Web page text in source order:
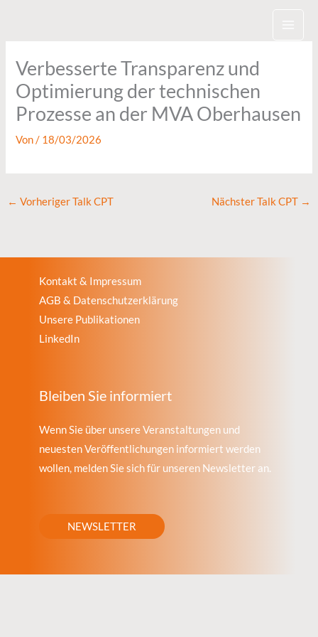
Verbesserte Transparenz und
Optimierung der technischen
Prozesse an der MVA Oberhausen
Von/ 18/03/2026
← Vorheriger Talk CPT Nächster Talk CPT →
Kontakt & Impressum
AGB & Datenschutzerklärung
Unsere Publikationen
LinkedIn
Bleiben Sie informiert
Wenn Sie über unsere Veranstaltungen und
neuesten Veröffentlichungen informiert werden
wollen, melden Sie sich für unseren Newsletter an.
NEWSLETTER